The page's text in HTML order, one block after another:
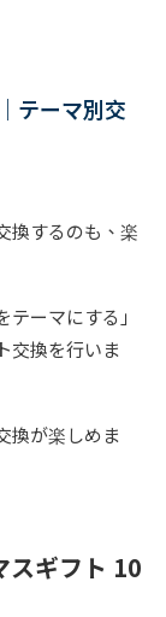
テーマ別交
換するのも、楽
ーマにする」
交換を行いま
換が楽しめま
スギフト 10